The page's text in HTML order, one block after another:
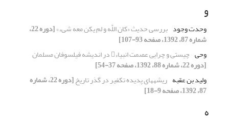
و
وحدت وجود بررسی حدیث «کان اللَّه و لم یکن معه شی‏ء» [دوره 22،
شماره 87، 1392، صفحه 93-107]
وحی چیستی و چرایی عصمت انبیاء در اندیشه فیلسوفان مسلمان
[دوره 22، شماره 88، 1392، صفحه 37-54]
ولید بن عقبه ریشه‏های پدیده تکفیر در گذر تاریخ [دوره 22، شماره
87، 1392، صفحه 9-18]
ه